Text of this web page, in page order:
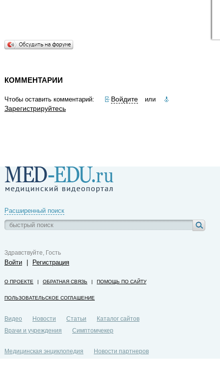
КОММЕНТАРИИ
Чтобы оставить комментарий: Войдите или
Зарегистрируйтесь
Расширенный поиск
Здравствуйте, Гость
Войти | Регистрация
О ПРОЕКТЕ | ОБРАТНАЯ СВЯЗЬ | ПОМОЩЬ ПО САЙТУ
ПОЛЬЗОВАТЕЛЬСКОЕ СОГЛАШЕНИЕ
Видео Новости Статьи
Каталог сайтов
Врачи и учреждения
Симптомчекер
Медицинская энциклопедия
Новости партнеров